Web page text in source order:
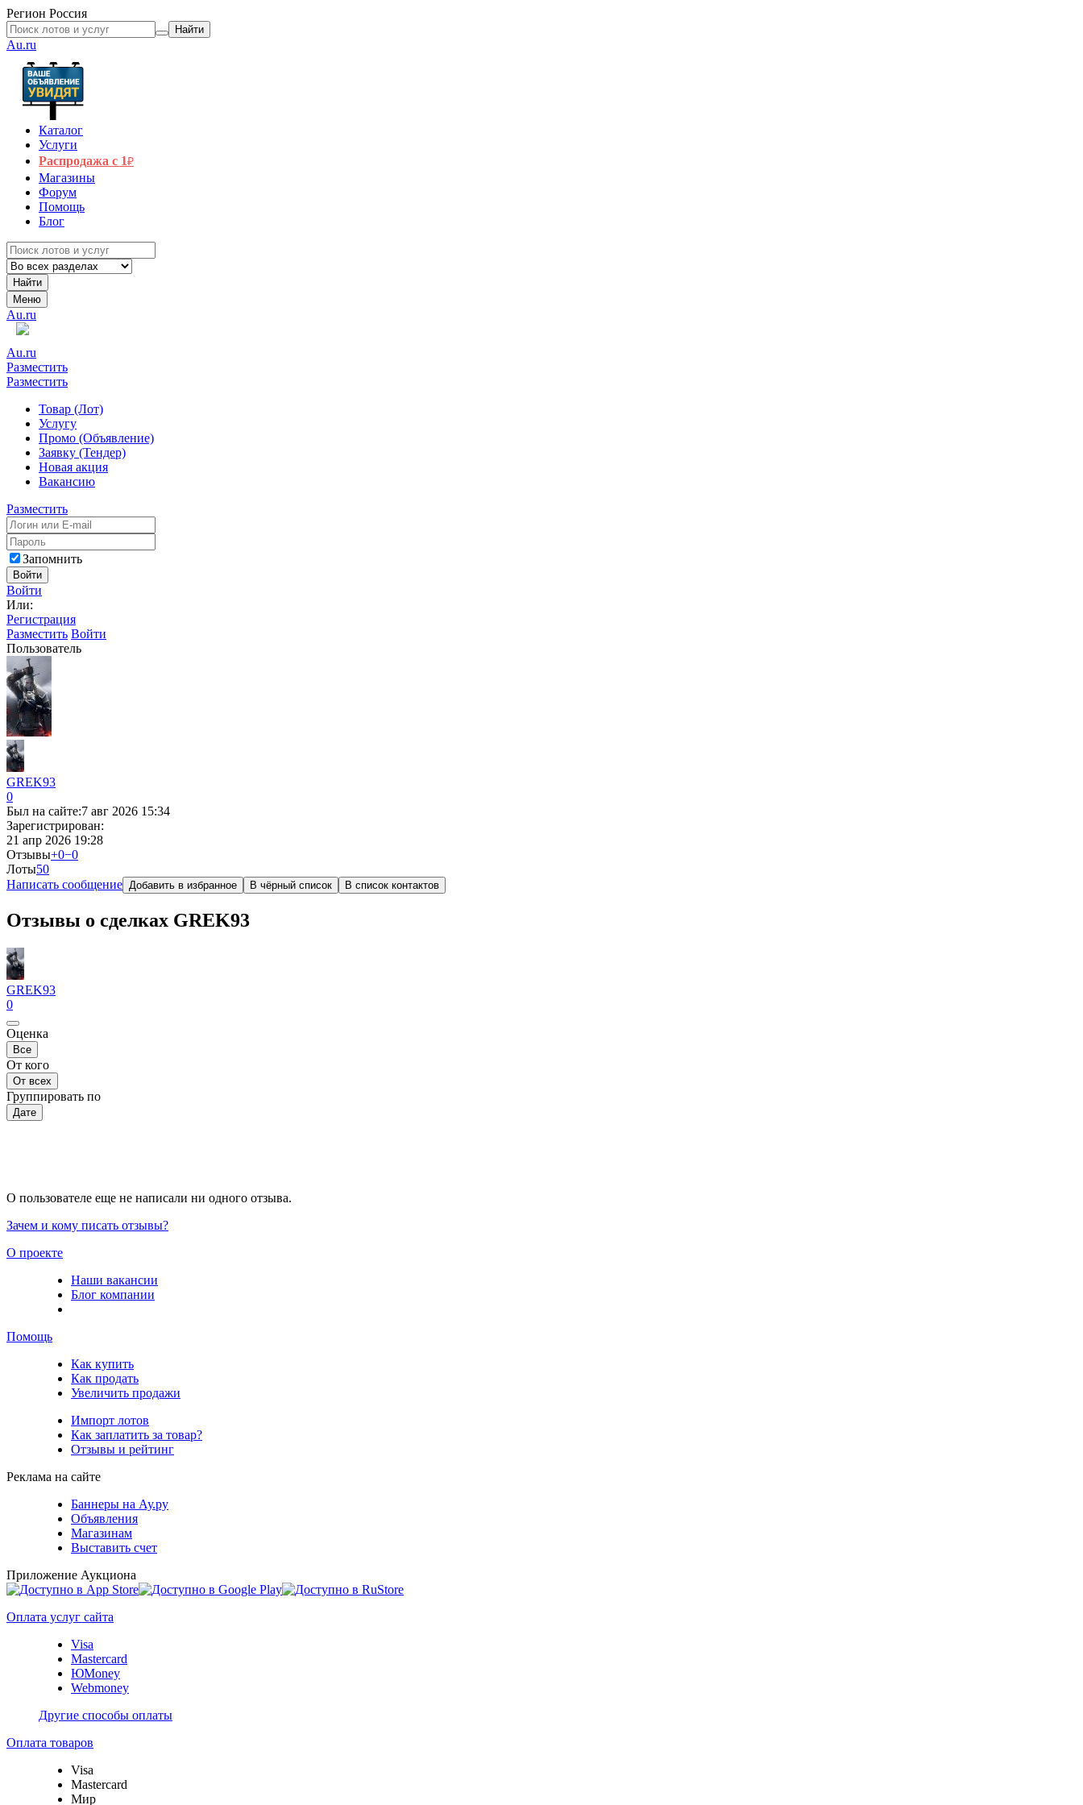
Регион Россия
Найти
Au.ru
Каталог
Услуги
Распродажа с 1₽
Магазины
Форум
Помощь
Блог
Найти
Меню
Au.ru
Au.ru
Разместить
Разместить
Товар (Лот)
Услугу
Промо (Объявление)
Заявку (Тендер)
Новая акция
Вакансию
Разместить
Запомнить
Войти
Войти
Или:
Регистрация
Разместить Войти
Пользователь
GREK93
0
Был на сайте:7 авг 2026 15:34
Зарегистрирован:
21 апр 2026 19:28
Отзывы+0−0
Лоты50
Написать сообщение Добавить в избранное В чёрный список В список контактов
Отзывы о сделках GREK93
GREK93
0
Оценка
Все
От кого
От всех
Группировать по
Дате
О пользователе еще не написали ни одного отзыва.
Зачем и кому писать отзывы?
О проекте
Наши вакансии
Блог компании
Помощь
Как купить
Как продать
Увеличить продажи
Импорт лотов
Как заплатить за товар?
Отзывы и рейтинг
Реклама на сайте
Баннеры на Ау.ру
Объявления
Магазинам
Выставить счет
Приложение Аукциона
Оплата услуг сайта
Visa
Mastercard
ЮMoney
Webmoney
Другие способы оплаты
Оплата товаров
Visa
Mastercard
Мир